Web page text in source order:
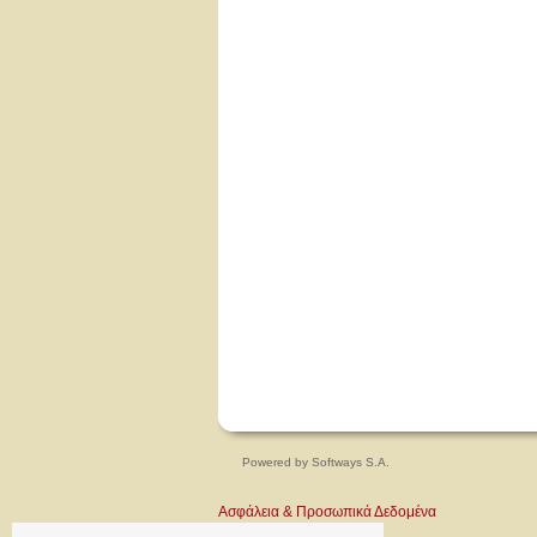
Powered by Softways S.A.
Ασφάλεια & Προσωπικά Δεδομένα